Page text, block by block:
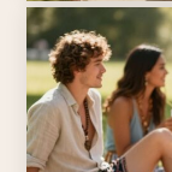
BOHO STYLE